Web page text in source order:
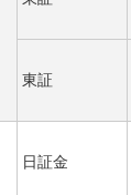
東証
日証金